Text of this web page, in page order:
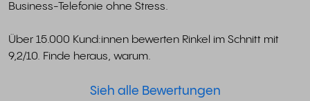
Business-Telefonie ohne Stress.
Über 15.000 Kund:innen bewerten Rinkel im Schnitt mit
9,2/10. Finde heraus, warum.
Sieh alle Bewertungen